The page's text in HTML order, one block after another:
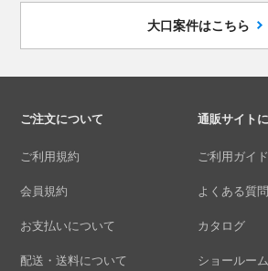
大口案件はこちら
ご注文について
ご利用規約
会員規約
お支払いについて
配送・送料について
通販サイト
ご利用ガイド
よくある質問
カタログ
ショールーム